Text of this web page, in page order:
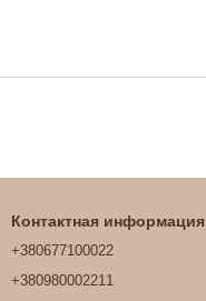
Контактная информация
+380677100022
+380980002211